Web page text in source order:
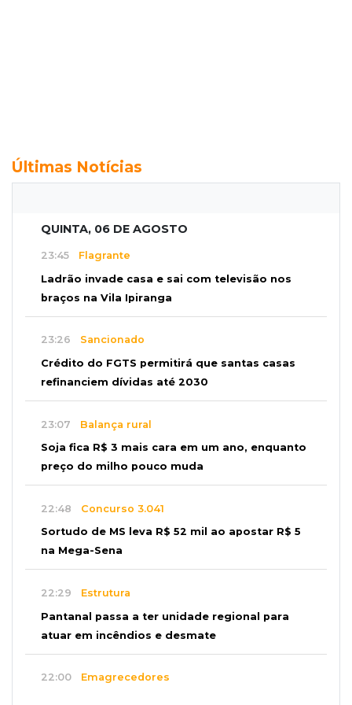
Últimas Notícias
QUINTA, 06 DE AGOSTO
23:45 Flagrante
Ladrão invade casa e sai com televisão nos
braços na Vila Ipiranga
23:26 Sancionado
Crédito do FGTS permitirá que santas casas
refinanciem dívidas até 2030
23:07 Balança rural
Soja fica R$ 3 mais cara em um ano, enquanto
preço do milho pouco muda
22:48 Concurso 3.041
Sortudo de MS leva R$ 52 mil ao apostar R$ 5
na Mega-Sena
22:29 Estrutura
Pantanal passa a ter unidade regional para
atuar em incêndios e desmate
22:00 Emagrecedores